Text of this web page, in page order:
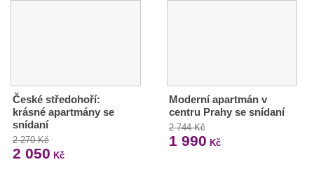
České středohoří:
krásné apartmány se
snídaní
2 270 Kč
2 050 Kč
Moderní apartmán v
centru Prahy se snídaní
2 744 Kč
1 990 Kč